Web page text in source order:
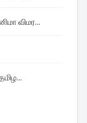
விமர...